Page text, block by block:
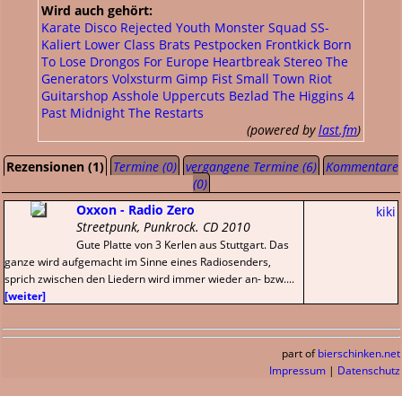
Wird auch gehört:
Karate Disco Rejected Youth Monster Squad SS-
Kaliert Lower Class Brats Pestpocken Frontkick Born
To Lose Drongos For Europe Heartbreak Stereo The
Generators Volxsturm Gimp Fist Small Town Riot
Guitarshop Asshole Uppercuts Bezlad The Higgins 4
Past Midnight The Restarts
(powered bylast.fm)
Rezensionen (1) Termine (0) vergangene Termine (6) Kommentare
(0)
kiki
Oxxon - Radio Zero
Streetpunk, Punkrock. CD 2010
Gute Platte von 3 Kerlen aus Stuttgart. Das
ganze wird aufgemacht im Sinne eines Radiosenders,
sprich zwischen den Liedern wird immer wieder an- bzw....
[weiter]
part of bierschinken.net
Impressum | Datenschutz